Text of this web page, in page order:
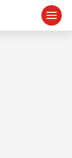
التجاوز
المحتوى